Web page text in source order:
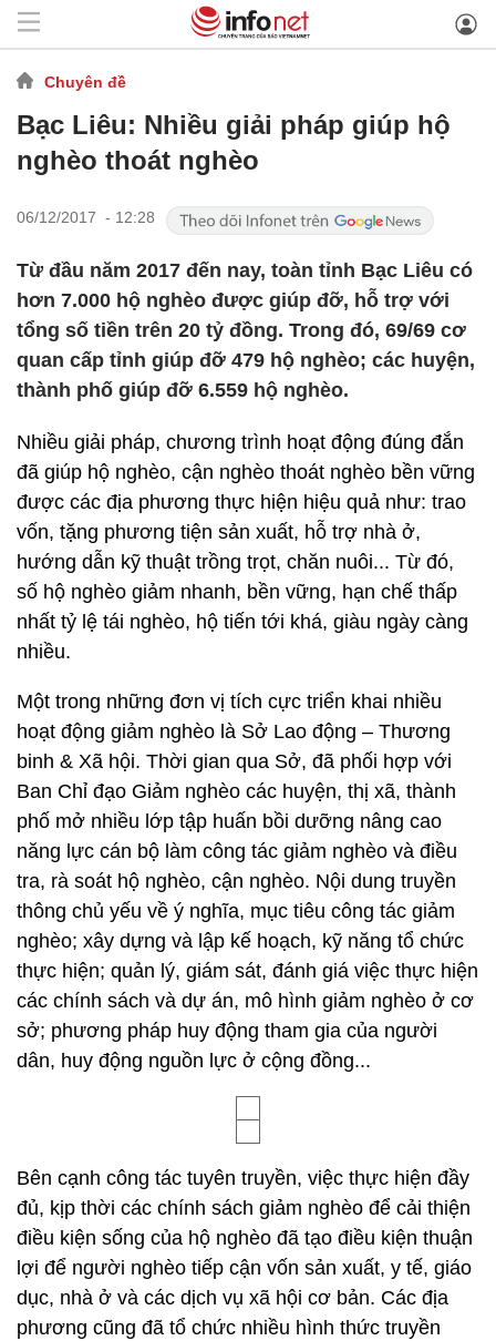
Chuyên đề
Bạc Liêu: Nhiều giải pháp giúp hộ
nghèo thoát nghèo
06/12/2017 - 12:28
Từ đầu năm 2017 đến nay, toàn tỉnh Bạc Liêu có
hơn 7.000 hộ nghèo được giúp đỡ, hỗ trợ với
tổng số tiền trên 20 tỷ đồng. Trong đó, 69/69 cơ
quan cấp tỉnh giúp đỡ 479 hộ nghèo; các huyện,
thành phố giúp đỡ 6.559 hộ nghèo.
Nhiều giải pháp, chương trình hoạt động đúng đắn
đã giúp hộ nghèo, cận nghèo thoát nghèo bền vững
được các địa phương thực hiện hiệu quả như: trao
vốn, tặng phương tiện sản xuất, hỗ trợ nhà ở,
hướng dẫn kỹ thuật trồng trọt, chăn nuôi... Từ đó,
số hộ nghèo giảm nhanh, bền vững, hạn chế thấp
nhất tỷ lệ tái nghèo, hộ tiến tới khá, giàu ngày càng
nhiều.
Một trong những đơn vị tích cực triển khai nhiều
hoạt động giảm nghèo là Sở Lao động – Thương
binh & Xã hội. Thời gian qua Sở, đã phối hợp với
Ban Chỉ đạo Giảm nghèo các huyện, thị xã, thành
phố mở nhiều lớp tập huấn bồi dưỡng nâng cao
năng lực cán bộ làm công tác giảm nghèo và điều
tra, rà soát hộ nghèo, cận nghèo. Nội dung truyền
thông chủ yếu về ý nghĩa, mục tiêu công tác giảm
nghèo; xây dựng và lập kế hoạch, kỹ năng tổ chức
thực hiện; quản lý, giám sát, đánh giá việc thực hiện
các chính sách và dự án, mô hình giảm nghèo ở cơ
sở; phương pháp huy động tham gia của người
dân, huy động nguồn lực ở cộng đồng...
Bên cạnh công tác tuyên truyền, việc thực hiện đầy
đủ, kịp thời các chính sách giảm nghèo để cải thiện
điều kiện sống của hộ nghèo đã tạo điều kiện thuận
lợi để người nghèo tiếp cận vốn sản xuất, y tế, giáo
dục, nhà ở và các dịch vụ xã hội cơ bản. Các địa
phương cũng đã tổ chức nhiều hình thức truyền